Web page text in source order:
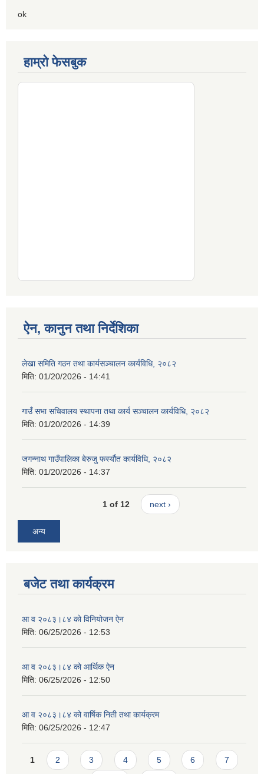
ok
हाम्रो फेसबुक
ऐन, कानुन तथा निर्देशिका
लेखा समिति गठन तथा कार्यसञ्चालन कार्यविधि, २०८२
मिति: 01/20/2026 - 14:41
गाउँ सभा सचिवालय स्थापना तथा कार्य सञ्चालन कार्यविधि, २०८२
मिति: 01/20/2026 - 14:39
जगन्नाथ गाउँपालिका बेरुजु फर्स्यौत कार्यविधि, २०८२
मिति: 01/20/2026 - 14:37
1 of 12 next ›
अन्य
बजेट तथा कार्यक्रम
आ व २०८३।८४ को विनियोजन ऐन
मिति: 06/25/2026 - 12:53
आ व २०८३।८४ को आर्थिक ऐन
मिति: 06/25/2026 - 12:50
आ व २०८३।८४ को वार्षिक निती तथा कार्यक्रम
मिति: 06/25/2026 - 12:47
Pages
1 2 3 4 5 6 7